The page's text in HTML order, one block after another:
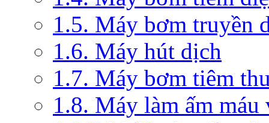
1.5. Máy bơm truyền
1.6. Máy hút dịch
1.7. Máy bơm tiêm
1.8. Máy làm ấm